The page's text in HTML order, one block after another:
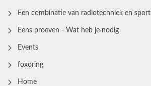
Een combinatie van radiotechniek en sport
Eens proeven - Wat heb je nodig
Events
foxoring
Home